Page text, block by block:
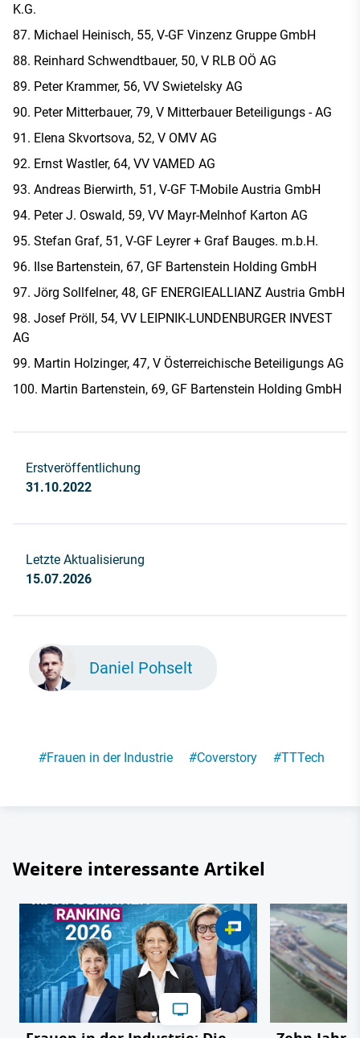
K.G.
Michael Heinisch, 55, V-GF Vinzenz Gruppe GmbH
Reinhard Schwendtbauer, 50, V RLB OÖ AG
Peter Krammer, 56, VV Swietelsky AG
Peter Mitterbauer, 79, V Mitterbauer Beteiligungs - AG
Elena Skvortsova, 52, V OMV AG
Ernst Wastler, 64, VV VAMED AG
Andreas Bierwirth, 51, V-GF T-Mobile Austria GmbH
Peter J. Oswald, 59, VV Mayr-Melnhof Karton AG
Stefan Graf, 51, V-GF Leyrer + Graf Bauges. m.b.H.
Ilse Bartenstein, 67, GF Bartenstein Holding GmbH
Jörg Sollfelner, 48, GF ENERGIEALLIANZ Austria GmbH
Josef Pröll, 54, VV LEIPNIK-LUNDENBURGER INVEST
AG
Martin Holzinger, 47, V Österreichische Beteiligungs AG
Martin Bartenstein, 69, GF Bartenstein Holding GmbH
Erstveröffentlichung
31.10.2022
Letzte Aktualisierung
15.07.2026
Daniel Pohselt
#Frauen in der Industrie #Coverstory #TTTech
Weitere interessante Artikel